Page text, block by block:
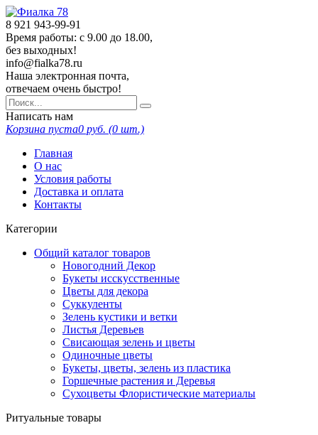
8 921 943-99-91
Время работы: с 9.00 до 18.00,
без выходных!
info@fialka78.ru
Наша электронная почта,
отвечаем очень быстро!
Написать нам
Корзина пуста0 руб. (0 шт.)
Главная
О нас
Условия работы
Доставка и оплата
Контакты
Категории
Общий каталог товаров
Новогодний Декор
Букеты исскусственные
Цветы для декора
Суккуленты
Зелень кустики и ветки
Листья Деревьев
Свисающая зелень и цветы
Одиночные цветы
Букеты, цветы, зелень из пластика
Горшечные растения и Деревья
Сухоцветы Флористические материалы
Ритуальные товары